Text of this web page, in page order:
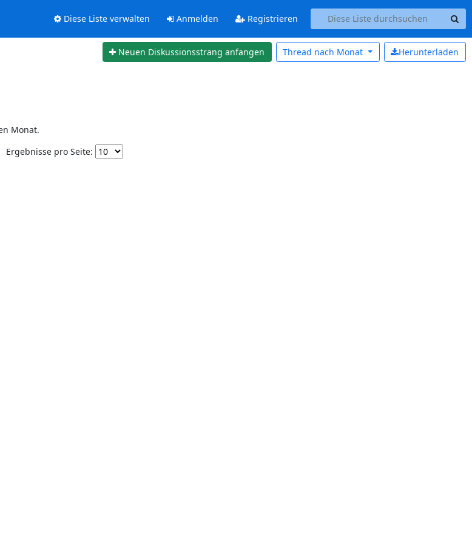
Diese Liste verwalten Anmelden Registrieren
Neuen Diskussionsstrang anfangen Herunterladen
Thread nach Monat
Monat.
Ergebnisse pro Seite: